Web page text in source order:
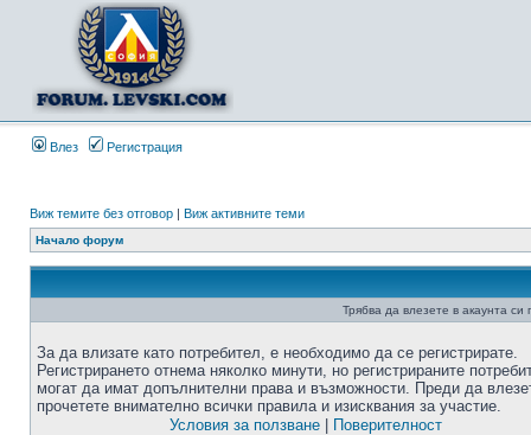
Влез Регистрация
Виж темите без отговор | Виж активните теми
Начало форум
Трябва да влезете в акаунта
За да влизате като потребител, е необходимо да се регистрирате.
Регистрирането отнема няколко минути, но регистрираните
могат да имат допълнителни права и възможности. Преди да
прочетете внимателно всички правила и изисквания за участие.
Условия за ползване| Поверителност